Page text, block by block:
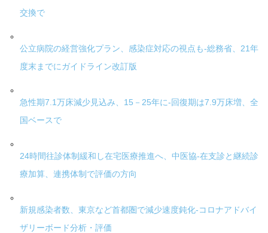
交換で
公立病院の経営強化プラン、感染症対応の視点も-総務省、21年
度末までにガイドライン改訂版
急性期7.1万床減少見込み、15－25年に-回復期は7.9万床増、全
国ベースで
24時間往診体制緩和し在宅医療推進へ、中医協-在支診と継続診
療加算、連携体制で評価の方向
新規感染者数、東京など首都圏で減少速度鈍化-コロナアドバイ
ザリーボード分析・評価